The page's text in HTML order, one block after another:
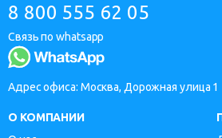
8 800 555 62 05
Связь по whatsapp
Адрес офиса: Москва, Дорожная улица 1
О КОМПАНИИ